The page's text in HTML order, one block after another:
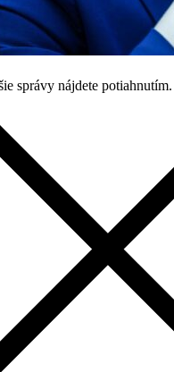
správy nájdete potiahnutím.